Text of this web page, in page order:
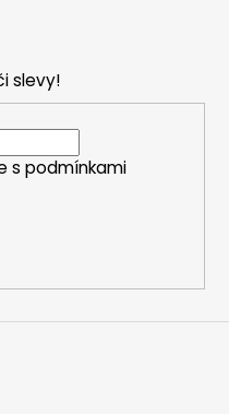
slevy!
s podmínkami